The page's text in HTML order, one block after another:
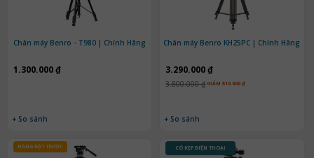
Chân máy Benro - T980 | Chính Hãng
1.300.000 ₫
+ So sánh
Chân máy Benro KH25PC | Chính Hãng
3.290.000 ₫
3.800.000 ₫ GIẢM 510.000 ₫
+ So sánh
HÀNG ĐẶT TRƯỚC CÓ KẸP ĐIỆN THOẠI